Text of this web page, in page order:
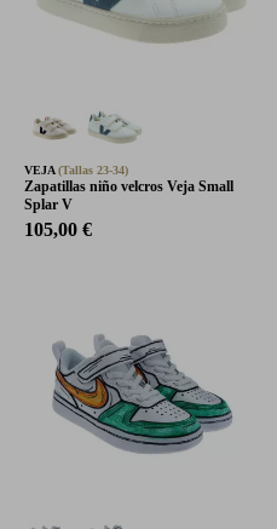
VEJA(Tallas 23-34)
Zapatillas niño velcros Veja Small
Splar V
105,00 €